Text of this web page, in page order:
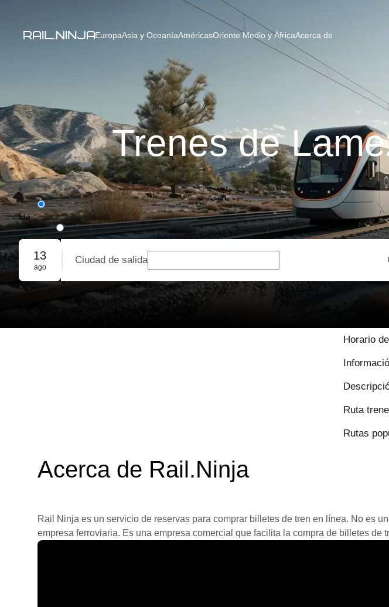
EuropaAsia y OceaníaAméricasOriente Medio y ÁfricaAcerca de
Trenes de
Ida
Ida y vuelta
Reserva grupal
13
ago
Ciudad de salida
Horario
Ruta
Rutas
Acerca de Rail.Ninja
Rail Ninja es un servicio de reservas para comprar billetes de tren en línea. No es
empresa ferroviaria. Es una empresa comercial que facilita la compra de billetes de